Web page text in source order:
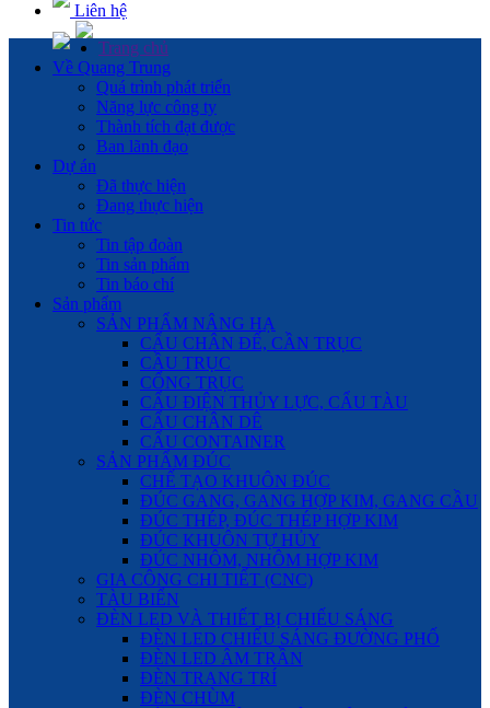
Liên hệ
Trang chủ
Về Quang Trung
Quá trình phát triển
Năng lực công ty
Thành tích đạt được
Ban lãnh đạo
Dự án
Đã thực hiện
Đang thực hiện
Tin tức
Tin tập đoàn
Tin sản phẩm
Tin báo chí
Sản phẩm
SẢN PHẨM NÂNG HẠ
CẨU CHÂN ĐẾ, CẦN TRỤC
CẦU TRỤC
CỔNG TRỤC
CẨU ĐIỆN THỦY LỰC, CẨU TÀU
CẨU CHÂN DÊ
CẨU CONTAINER
SẢN PHẨM ĐÚC
CHẾ TẠO KHUÔN ĐÚC
ĐÚC GANG, GANG HỢP KIM, GANG CẦU
ĐÚC THÉP, ĐÚC THÉP HỢP KIM
ĐÚC KHUÔN TỰ HỦY
ĐÚC NHÔM, NHÔM HỢP KIM
GIA CÔNG CHI TIẾT (CNC)
TÀU BIỂN
ĐÈN LED VÀ THIẾT BỊ CHIẾU SÁNG
ĐÈN LED CHIẾU SÁNG ĐƯỜNG PHỐ
ĐÈN LED ÂM TRẦN
ĐÈN TRANG TRÍ
ĐÈN CHÙM